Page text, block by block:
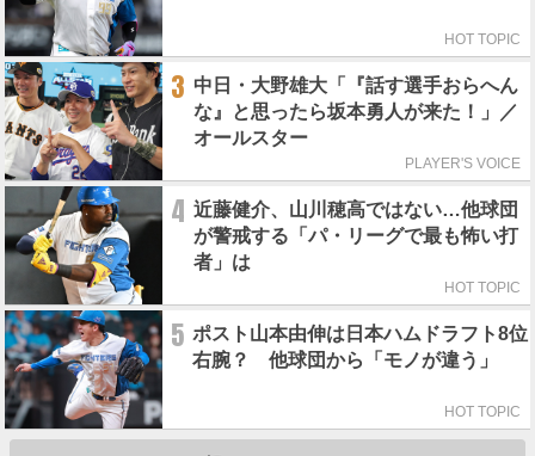
HOT TOPIC
3 中日・大野雄大「『話す選手おらへん
な』と思ったら坂本勇人が来た！」／
オールスター
PLAYER'S VOICE
4 近藤健介、山川穂高ではない…他球団
が警戒する「パ・リーグで最も怖い打
者」は
HOT TOPIC
5 ポスト山本由伸は日本ハムドラフト8位
右腕？ 他球団から「モノが違う」
HOT TOPIC